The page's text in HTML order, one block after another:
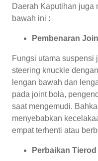
Daerah Kaputihan juga
bawah ini :
Pembenaran
Fungsi utama suspensi
steering knuckle
lengan bawah dan
pada joint bola,
saat mengemudi.
menyebabkan
empat terhenti atau
Perbaikan Tierod